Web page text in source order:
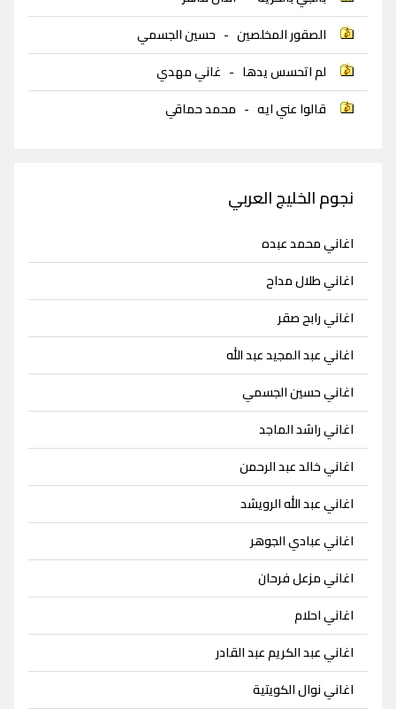
الصقور المخلصين - حسين الجسمي
لم اتحسس يدها - غاني مهدي
قالوا عني ايه - محمد حماقي
نجوم الخليج العربي
اغاني محمد عبده
اغاني طلال مداح
اغاني رابح صقر
اغاني عبد المجيد عبد الله
اغاني حسين الجسمي
اغاني راشد الماجد
اغاني خالد عبد الرحمن
اغاني عبد الله الرويشد
اغاني عبادي الجوهر
اغاني مزعل فرحان
اغاني احلام
اغاني عبد الكريم عبد القادر
اغاني نوال الكويتية